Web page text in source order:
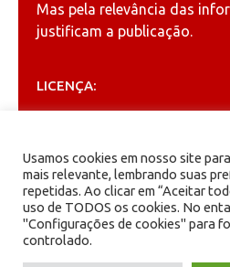
Mas pela relevância das
justificam a publicação.
LICENÇA:
Creative Commons
ARQUIVOS
Arquivos
Usamos cookies em nosso site
mais relevante, lembrando suas
repetidas. Ao clicar em “Aceitar
uso de TODOS os cookies. No
"Configurações de cookies" para
controlado.